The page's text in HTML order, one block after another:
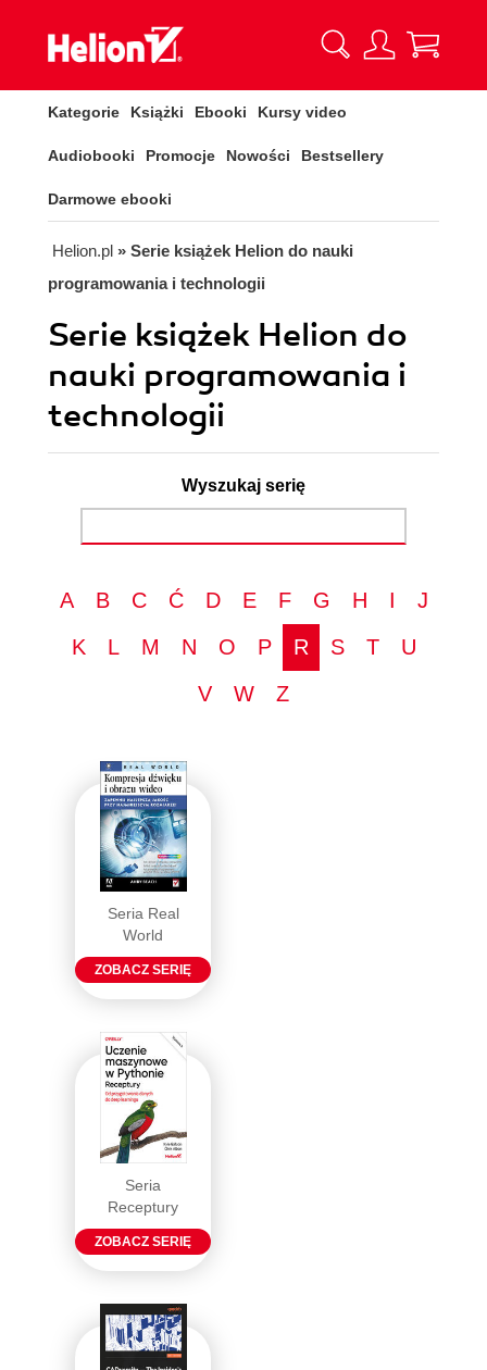
Kategorie Książki Ebooki Kursy video
Audiobooki Promocje Nowości Bestsellery
Darmowe ebooki
Helion.pl » Serie książek Helion do nauki
programowania i technologii
Serie książek Helion do
nauki programowania i
technologii
Wyszukaj serię
A B C Ć D E F G H I
J
K
L M N O P R S T
U
V
W Z
Seria Real
World
ZOBACZ SERIĘ
Seria
Receptury
ZOBACZ SERIĘ